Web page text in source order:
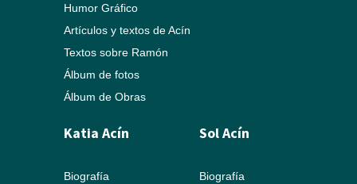
Humor Gráfico
Artículos y textos de Acín
Textos sobre Ramón
Álbum de fotos
Álbum de Obras
Katia Acín
Biografía
Sol Acín
Biografía